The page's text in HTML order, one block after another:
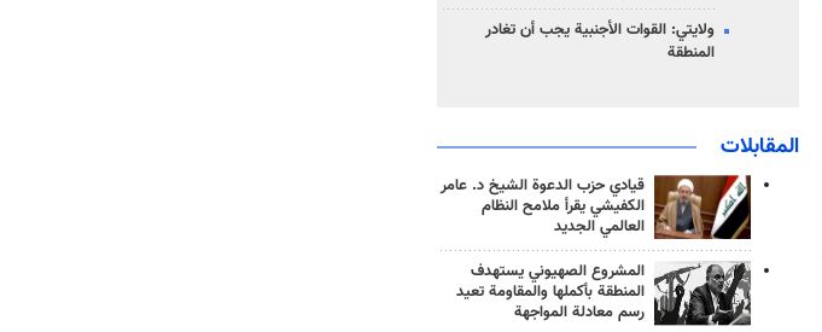
ولايتي: القوات الأجنبية يجب أن تغادر
المنطقة
المقابلات
قيادي حزب الدعوة الشيخ د. عامر
الكفيشي يقرأ ملامح النظام
العالمي الجديد
المشروع الصهيوني يستهدف
المنطقة بأكملها والمقاومة تعيد
رسم معادلة المواجهة